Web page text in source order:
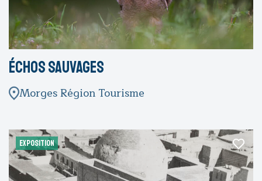
Échos sauvages
Morges Région Tourisme
EXPOSITION